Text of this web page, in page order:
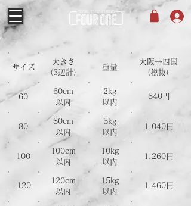
​大阪→四国
​（税抜）
サイズ
大きさ
​（3辺計）
重量
60
60cm
以内
840円
2kg
以内
80
100
80cm
以内
100cm
以内
1,040円
1,260円
5kg
以内
10kg
以内
120
120cm
以内
1,460円
15kg
以内